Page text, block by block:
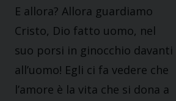
E allora? Allora guardiamo
Cristo, Dio fatto uomo, nel
suo porsi in ginocchio davanti
all’uomo! Egli ci fa vedere che
l’amore è la vita che si dona a